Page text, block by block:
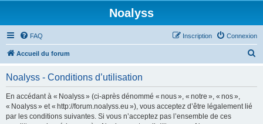
Noalyss
FAQ Connexion
Inscription
Accueil du forum
Noalyss - Conditions d’utilisation
En accédant à « Noalyss » (ci-après dénommé « nous », « notre », « nos »,
« Noalyss » et « http://forum.noalyss.eu »), vous acceptez d’être légalement lié
par les conditions suivantes. Si vous n’acceptez pas l’ensemble de ces